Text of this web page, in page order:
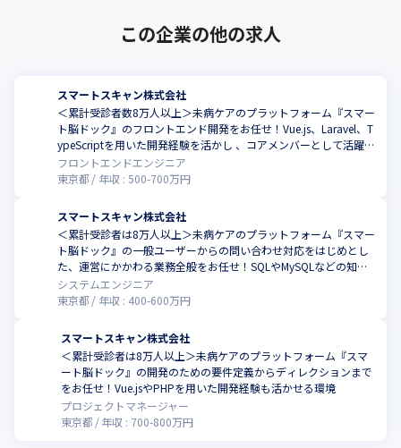
この企業の他の求人
スマートスキャン株式会社
＜累計受診者数8万人以上＞未病ケアのプラットフォーム『スマー
ト脳ドック』のフロントエンド開発をお任せ！Vue.js、Laravel、T
ypeScriptを用いた開発経験を活かし 、コアメンバーとして活躍し
ませんか
フロントエンドエンジニア
東京都
年収 : 500-700万円
スマートスキャン株式会社
＜累計受診者は8万人以上＞未病ケアのプラットフォーム『スマー
ト脳ドック』の一般ユーザーからの問い合わせ対応をはじめとし
た、運営にかかわる業務全般をお任せ！SQLやMySQLなどの知識
を活かせる
システムエンジニア
東京都
年収 : 400-600万円
スマートスキャン株式会社
＜累計受診者は8万人以上＞未病ケアのプラットフォーム『スマ
ート脳ドック』の開発のための要件定義からディレクションまで
をお任せ！Vue.jsやPHPを用いた開発経験も活かせる環境
プロジェクトマネージャー
東京都
年収 : 700-800万円